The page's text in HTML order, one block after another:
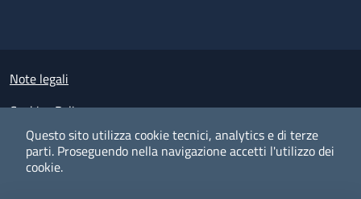
Questo sito utilizza cookie tecnici, analytics e di terze
parti. Proseguendo nella navigazione accetti l'utilizzo dei
cookie.
Small prints
Note legali
Cookies Policy
Policy privacy e protezione del dato personale
Albo pretorio on-line